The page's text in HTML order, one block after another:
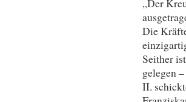
Die
Seither
gelegen
II.